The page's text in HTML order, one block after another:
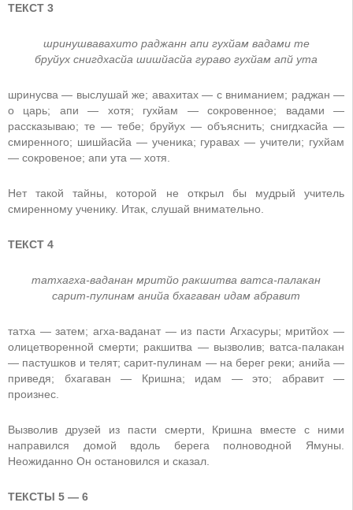
ТЕКСТ 3
шринушвавахито раджанн апи гухйам вадами те
бруйух снигдхасйа шишйасйа гураво гухйам апй ута
шринусва — выслушай же; авахитах — с вниманием; раджан —
о царь; апи — хотя; гухйам — сокровенное; вадами —
рассказываю; те — тебе; бруйух — объяснить; снигдхасйа —
смиренного; шишйасйа — ученика; гуравах — учители; гухйам
— сокровеное; апи ута — хотя.
Нет такой тайны, которой не открыл бы мудрый учитель
смиренному ученику. Итак, слушай внимательно.
ТЕКСТ 4
татхагха-ваданан мритйо ракшитва ватса-палакан
сарит-пулинам анийа бхагаван идам абравит
татха — затем; агха-ваданат — из пасти Агхасуры; мритйох —
олицетворенной смерти; ракшитва — вызволив; ватса-палакан
— пастушков и телят; сарит-пулинам — на берег реки; анийа —
приведя; бхагаван — Кришна; идам — это; абравит —
произнес.
Вызволив друзей из пасти смерти, Кришна вместе с ними
направился домой вдоль берега полноводной Ямуны.
Неожиданно Он остановился и сказал.
ТЕКСТЫ 5 — 6